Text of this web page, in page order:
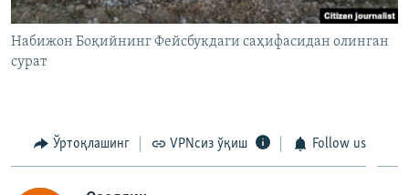
Набижон Боқийнинг Фейсбукдаги саҳифасидан олинган
сурат
Ўртоқлашинг VPNсиз ўқиш Follow us